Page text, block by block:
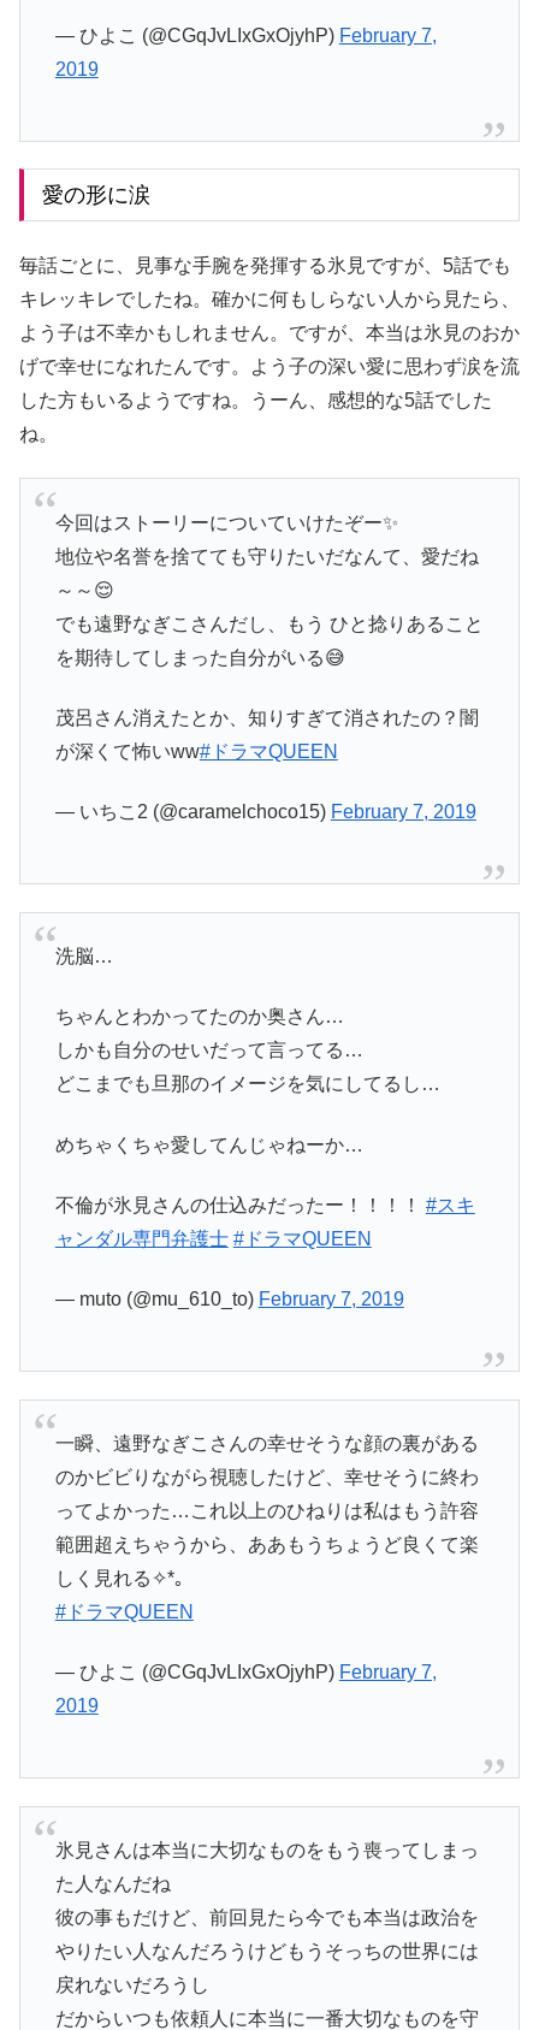
— ひよこ (@CGqJvLIxGxOjyhP) February 7,
2019
愛の形に涙
毎話ごとに、見事な手腕を発揮する氷見ですが、5話でも
キレッキレでしたね。確かに何もしらない人から見たら、
よう子は不幸かもしれません。ですが、本当は氷見のおか
げで幸せになれたんです。よう子の深い愛に思わず涙を流
した方もいるようですね。うーん、感想的な5話でした
ね。
今回はストーリーについていけたぞー✨
地位や名誉を捨てても守りたいだなんて、愛だね
～～😌
でも遠野なぎこさんだし、もう ひと捻りあること
を期待してしまった自分がいる😅
茂呂さん消えたとか、知りすぎて消されたの？闇
が深くて怖いww#ドラマQUEEN
— いちこ2 (@caramelchoco15) February 7, 2019
洗脳…
ちゃんとわかってたのか奥さん…
しかも自分のせいだって言ってる…
どこまでも旦那のイメージを気にしてるし…
めちゃくちゃ愛してんじゃねーか…
不倫が氷見さんの仕込みだったー！！！！ #スキ
ャンダル専門弁護士 #ドラマQUEEN
— muto (@mu_610_to) February 7, 2019
一瞬、遠野なぎこさんの幸せそうな顔の裏がある
のかビビりながら視聴したけど、幸せそうに終わ
ってよかった…これ以上のひねりは私はもう許容
範囲超えちゃうから、ああもうちょうど良くて楽
しく見れる✧*｡
#ドラマQUEEN
— ひよこ (@CGqJvLIxGxOjyhP) February 7,
2019
氷見さんは本当に大切なものをもう喪ってしまっ
た人なんだね
彼の事もだけど、前回見たら今でも本当は政治を
やりたい人なんだろうけどもうそっちの世界には
戻れないだろうし
だからいつも依頼人に本当に一番大切なものを守